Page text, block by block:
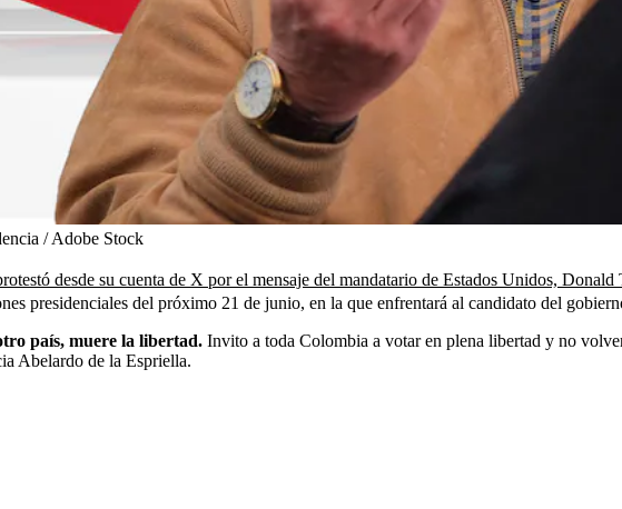
/ Adobe Stock
desde su cuenta de X por el mensaje del mandatario de Estados Unidos, Donald
presidenciales del próximo 21 de junio, en la que enfrentará al candidato del
país, muere la libertad. Invito a toda Colombia a votar en plena libertad y no
Abelardo de la Espriella.